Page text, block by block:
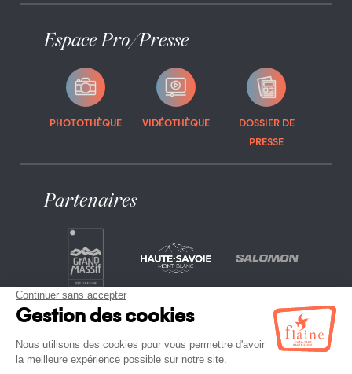
Espace Pro/Presse
PHOTOTHÈQUE VIDÉOTHÈQUE
DOSSIER DE
PRESSE
Partenaires